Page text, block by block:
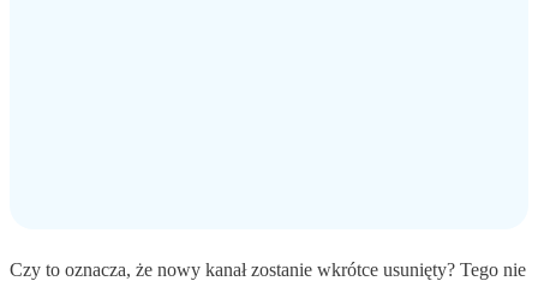
Czy to oznacza, że nowy kanał zostanie wkrótce usunięty? Tego nie